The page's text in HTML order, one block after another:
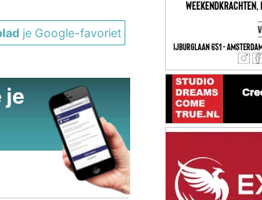
je Google-favoriet
je